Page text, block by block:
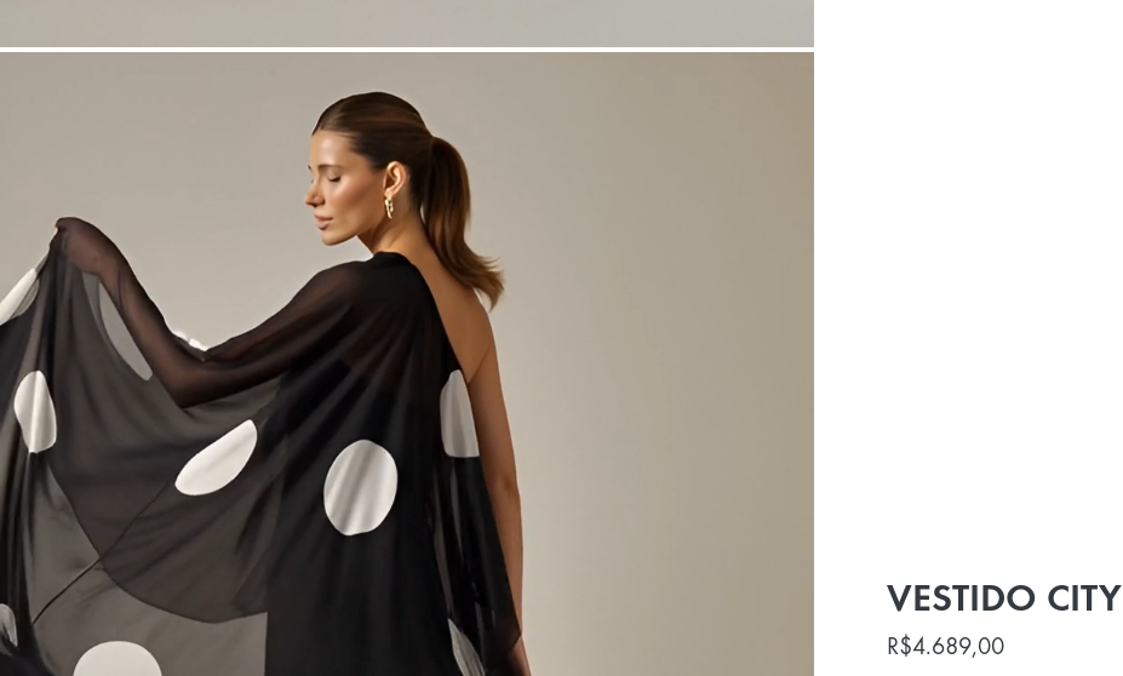
VESTIDO CITY
R$4.689,00